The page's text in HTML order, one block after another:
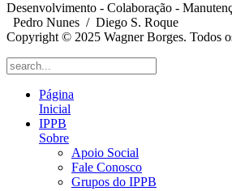
Desenvolvimento - Colaboração -
Pedro Nunes / Diego S. Roque
Copyright © 2025 Wagner Borges. Todos
Página
Inicial
IPPB
Sobre
Apoio Social
Fale Conosco
Grupos do IPPB